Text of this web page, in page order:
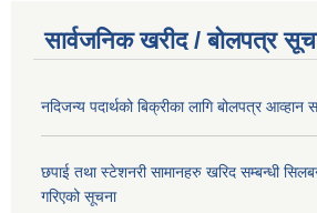
सार्वजनिक खरीद / बोलपत्र
नदिजन्य पदार्थको बिक्रीका लागि बोलपत्र आव्हान
छपाई तथा स्टेशनरी सामानहरु खरिद सम्बन्धी
गरिएको सूचना